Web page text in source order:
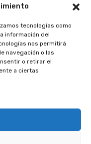
tecnologías como
información del
nos permitirá
navegación o las
o retirar el
a ciertas
I